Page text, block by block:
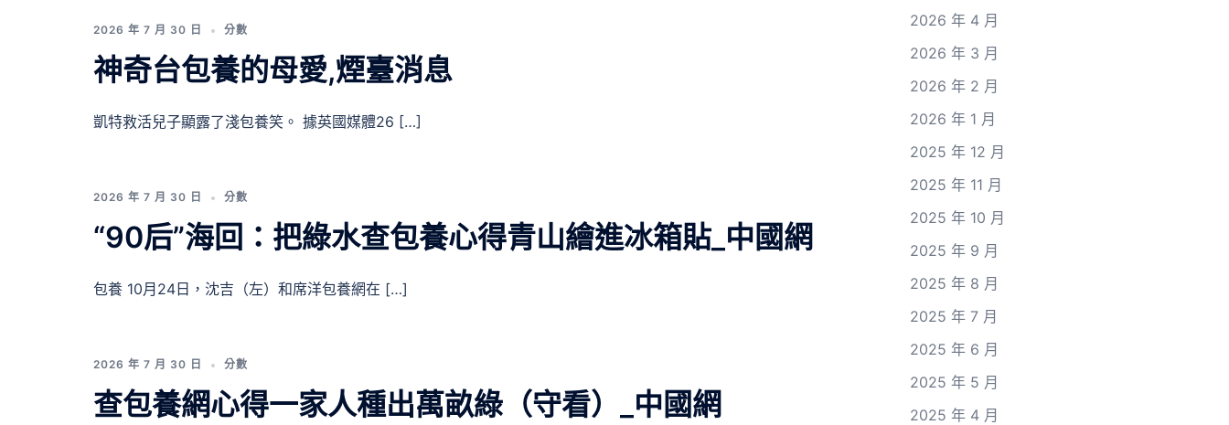
2026 年 7 月 30 日 分數
神奇台包養的母愛,煙臺消息
凱特救活兒子顯露了淺包養笑。 據英國媒體26 […]
2026 年 7 月 30 日 分數
“90后”海回：把綠水查包養心得青山繪進冰箱貼_中國網
包養 10月24日，沈吉（左）和席洋包養網在 […]
2026 年 7 月 30 日 分數
查包養網心得一家人種出萬畝綠（守看）_中國網
2026 年 4 月
2026 年 3 月
2026 年 2 月
2026 年 1 月
2025 年 12 月
2025 年 11 月
2025 年 10 月
2025 年 9 月
2025 年 8 月
2025 年 7 月
2025 年 6 月
2025 年 5 月
2025 年 4 月